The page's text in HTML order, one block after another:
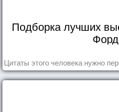
Подборка лучших
Цитаты этого человека нужно